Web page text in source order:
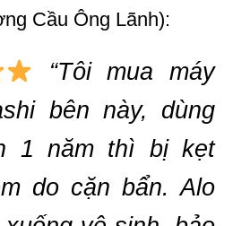
Cầu Ông Lãnh):
“Tôi mua máy
bên này, dùng
1 năm thì bị kẹt
do cặn bẩn. Alo